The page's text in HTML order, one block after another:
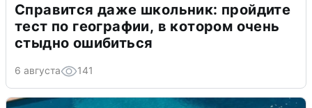
Справится даже школьник: пройдите
тест по географии, в котором очень
стыдно ошибиться
6 августа 141